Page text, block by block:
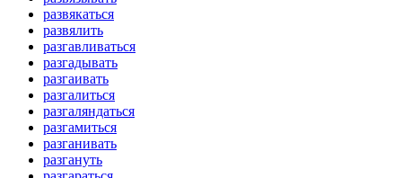
развякаться
развялить
разгавливаться
разгадывать
разгаивать
разгалиться
разгаляндаться
разгамиться
разганивать
разгануть